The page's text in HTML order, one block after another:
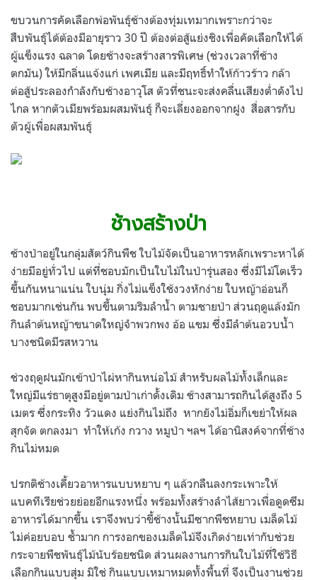
ขบวนการคัดเลือกพ่อพันธุ์ช้างต้องทุ่มเทมากเพราะกว่าจะ
สืบพันธุ์ได้ต้องมีอายุราว 30 ปี ต้องต่อสู้แย่งชิงเพื่อคัดเลือกให้ได้
ผู้แข็งแรง ฉลาด โดยช้างจะสร้างสารพิเศษ (ช่วงเวลาที่ช้าง
ตกมัน) ให้มีกลิ่นแจ้งแก่ เพศเมีย และมีฤทธิ์ทำให้ก้าวร้าว กล้า
ต่อสู้ประลองกำลังกับช้างอาวุโส ตัวที่ชนะจะส่งคลื่นเสียงต่ำดังไป
ไกล หากตัวเมียพร้อมผสมพันธุ์ ก็จะเลี่ยงออกจากฝูง สื่อสารกับ
ตัวผู้เพื่อผสมพันธุ์
ช้างสร้างป่า
ช้างป่าอยู่ในกลุ่มสัตว์กินพืช ใบไม้จัดเป็นอาหารหลักเพราะหาได้
ง่ายมีอยู่ทั่วไป แต่ที่ชอบมักเป็นใบไม้ในป่ารุ่นสอง ซึ่งมีไม้โตเร็ว
ขึ้นกันหนาแน่น ใบนุ่ม กิ่งไม่แข็งใช้งวงหักง่าย ใบหญ้าอ่อนก็
ชอบมากเช่นกัน พบขึ้นตามริมลำน้ำ ตามชายป่า ส่วนฤดูแล้งมัก
กินลำต้นหญ้าขนาดใหญ่จำพวกพง อ้อ แขม ซึ่งมีลำต้นอวบน้ำ
บางชนิดมีรสหวาน
ช่วงฤดูฝนมักเข้าป่าไผ่หากินหน่อไม้ สำหรับผลไม้ทั้งเล็กและ
ใหญ่มีแร่ธาตุสูงมีอยู่ตามป่าเก่าดั้งเดิม ช้างสามารถกินได้สูงถึง 5
เมตร ซึ่งกระทิง วัวแดง แย่งกินไม่ถึง หากยังไม่อิ่มก็เขย่าให้ผล
สุกจัด ตกลงมา ทำให้เก้ง กวาง หมูป่า ฯลฯ ได้อานิสงค์จากที่ช้าง
กินไม่หมด
ปรกติช้างเคี้ยวอาหารแบบหยาบ ๆ แล้วกลืนลงกระเพาะให้
แบคทีเรียช่วยย่อยอีกแรงหนึ่ง พร้อมทั้งสร้างลำไส้ยาวเพื่อดูดซึม
อาหารได้มากขึ้น เราจึงพบว่าขี้ช้างนั้นมีซากพืชหยาบ เมล็ดไม้
ไม่ค่อยบอบ ช้ำมาก การงอกของเมล็ดไม้จึงเกิดง่ายเท่ากับช่วย
กระจายพืชพันธุ์ไม้นับร้อยชนิด ส่วนผลงานการกินใบไม้ที่ใช้วิธี
เลือกกินแบบสุ่ม มิใช่ กินแบบเหมาหมดทั้งพื้นที่ จึงเป็นงานช่วย